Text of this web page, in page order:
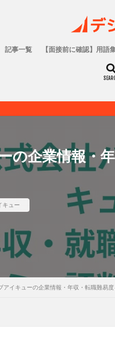
記事一覧 【面接前に確認】用語
の企業情報・
キュー
アイキューの企業情報・年収・転職難易